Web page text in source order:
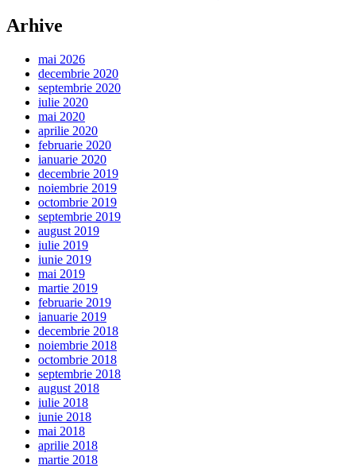
Arhive
mai 2026
decembrie 2020
septembrie 2020
iulie 2020
mai 2020
aprilie 2020
februarie 2020
ianuarie 2020
decembrie 2019
noiembrie 2019
octombrie 2019
septembrie 2019
august 2019
iulie 2019
iunie 2019
mai 2019
martie 2019
februarie 2019
ianuarie 2019
decembrie 2018
noiembrie 2018
octombrie 2018
septembrie 2018
august 2018
iulie 2018
iunie 2018
mai 2018
aprilie 2018
martie 2018